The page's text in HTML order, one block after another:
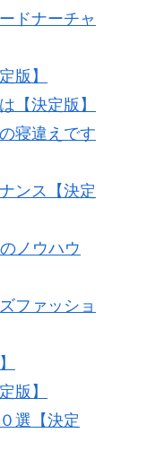
ドナーチャ
版】
【決定版】
寝違えです
ンス【決定
ノウハウ
ファッショ
版】
選【決定